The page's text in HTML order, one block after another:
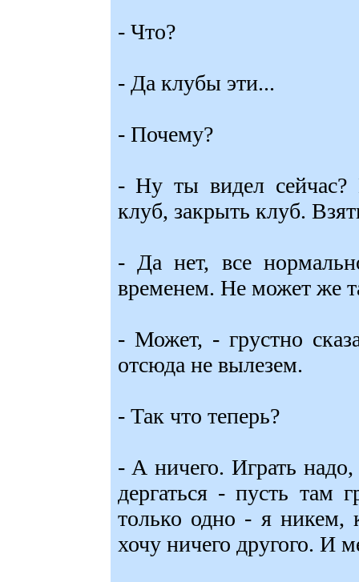
- Что?
- Да клубы эти...
- Почему?
- Ну ты видел
клуб, закрыть клуб.
- Да нет, все
временем. Не может же
- Может, - грустно
отсюда не вылезем.
- Так что теперь?
- А ничего. Играть
дергаться - пусть там
только одно - я никем,
хочу ничего другого. И